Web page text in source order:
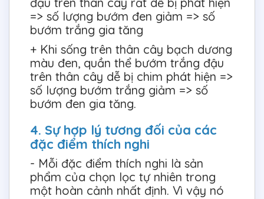
=> số lượng bướm đen giảm => số
bướm trắng gia tăng
+ Khi sống trên thân cây bạch dương
màu đen, quần thể bướm trắng đậu
trên thân cây dễ bị chim phát hiện =>
số lượng bướm trắng giảm => số
bướm đen gia tăng.
4. Sự hợp lý tương đối của các
đặc điểm thích nghi
- Mỗi đặc điểm thích nghi là sản
phẩm của chọn lọc tự nhiên trong
một hoàn cảnh nhất định. Vì vậy nó